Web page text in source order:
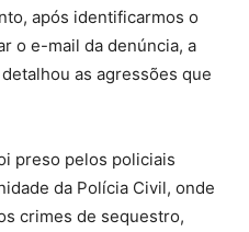
após identificarmos o
o e-mail da denúncia, a
as agressões que
preso pelos policiais
da Polícia Civil, onde
crimes de sequestro,